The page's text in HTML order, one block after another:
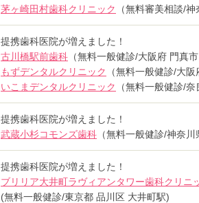
茅ヶ崎田村歯科クリニック
（無料審美相談/
提携歯科医院が増えました！
古川橋駅前歯科 （無料一般健診/大阪府 門真
もずデンタルクリニック
（無料一般健診/大
いこまデンタルクリニック
（無料一般健診/
提携歯科医院が増えました！
武蔵小杉コモンズ歯科 （無料一般健診/神奈
提携歯科医院が増えました！
ブリリア大井町ラヴィアンタワー歯科クリニ
(無料一般健診/東京都 品川区 大井町駅)